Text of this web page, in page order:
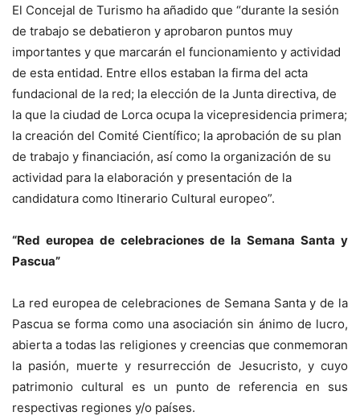
El Concejal de Turismo ha añadido que “durante la sesión
de trabajo se debatieron y aprobaron puntos muy
importantes y que marcarán el funcionamiento y actividad
de esta entidad. Entre ellos estaban la firma del acta
fundacional de la red; la elección de la Junta directiva, de
la que la ciudad de Lorca ocupa la vicepresidencia primera;
la creación del Comité Científico; la aprobación de su plan
de trabajo y financiación, así como la organización de su
actividad para la elaboración y presentación de la
candidatura como Itinerario Cultural europeo”.
“Red europea de celebraciones de la Semana Santa y
Pascua”
La red europea de celebraciones de Semana Santa y de la
Pascua se forma como una asociación sin ánimo de lucro,
abierta a todas las religiones y creencias que conmemoran
la pasión, muerte y resurrección de Jesucristo, y cuyo
patrimonio cultural es un punto de referencia en sus
respectivas regiones y/o países.